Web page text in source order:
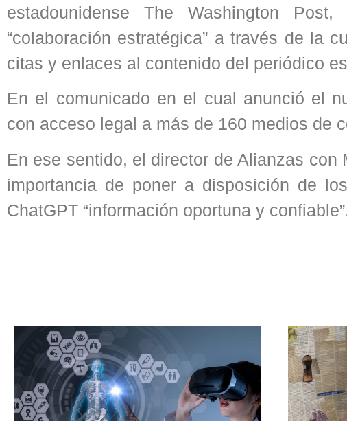
estadounidense The Washington
“colaboración estratégica” a través de la
citas y enlaces al contenido del periódico
En el comunicado en el cual anunció el
con acceso legal a más de 160 medios de
En ese sentido, el director de Alianzas con
importancia de poner a disposición de
ChatGPT “información oportuna y